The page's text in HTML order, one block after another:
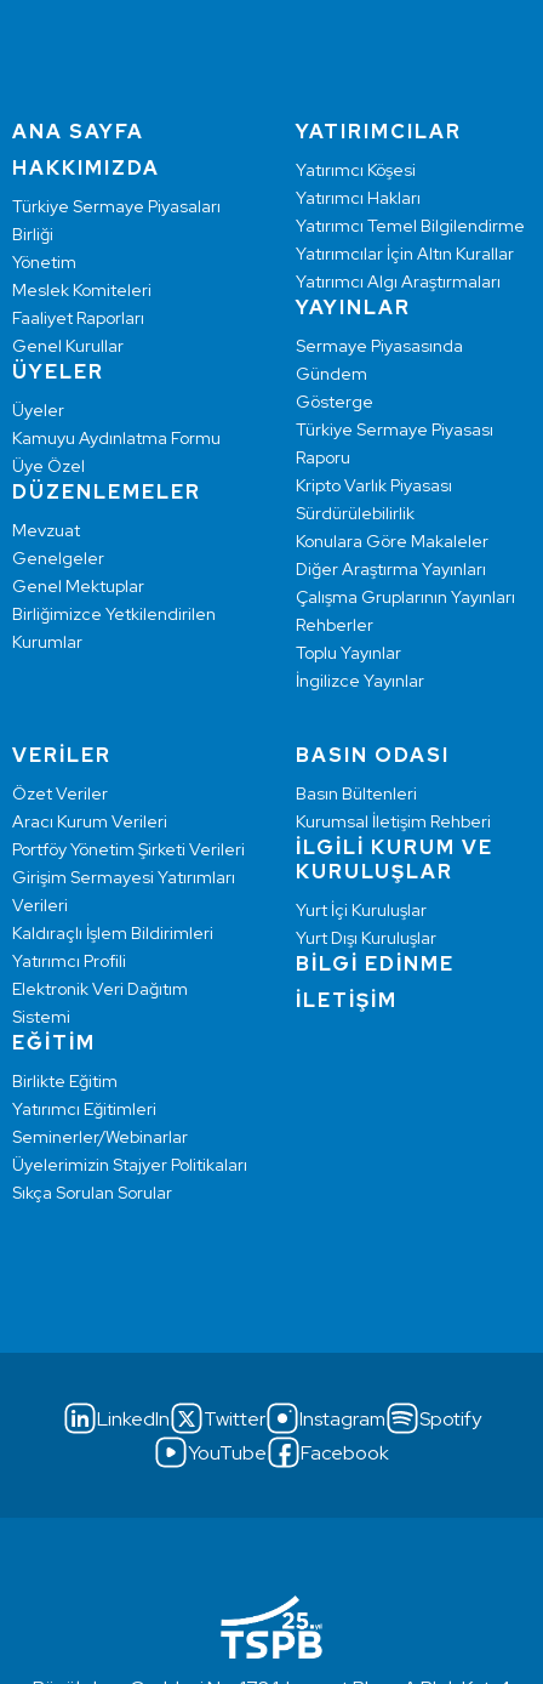
ANA SAYFA
HAKKIMIZDA
Türkiye Sermaye Piyasaları
Birliği
Yönetim
Meslek Komiteleri
Faaliyet Raporları
Genel Kurullar
ÜYELER
Üyeler
Kamuyu Aydınlatma Formu
Üye Özel
DÜZENLEMELER
Mevzuat
Genelgeler
Genel Mektuplar
Birliğimizce Yetkilendirilen
Kurumlar
YATIRIMCILAR
Yatırımcı Köşesi
Yatırımcı Hakları
Yatırımcı Temel Bilgilendirme
Yatırımcılar İçin Altın Kurallar
Yatırımcı Algı Araştırmaları
YAYINLAR
Sermaye Piyasasında
Gündem
Gösterge
Türkiye Sermaye Piyasası
Raporu
Kripto Varlık Piyasası
Sürdürülebilirlik
Konulara Göre Makaleler
Diğer Araştırma Yayınları
Çalışma Gruplarının Yayınları
Rehberler
Toplu Yayınlar
İngilizce Yayınlar
VERİLER
Özet Veriler
Aracı Kurum Verileri
Portföy Yönetim Şirketi Verileri
Girişim Sermayesi Yatırımları
Verileri
Kaldıraçlı İşlem Bildirimleri
Yatırımcı Profili
Elektronik Veri Dağıtım
Sistemi
EĞİTİM
Birlikte Eğitim
Yatırımcı Eğitimleri
Seminerler/Webinarlar
Üyelerimizin Stajyer Politikaları
Sıkça Sorulan Sorular
BASIN ODASI
Basın Bültenleri
Kurumsal İletişim Rehberi
İLGİLİ KURUM VE
KURULUŞLAR
Yurt İçi Kuruluşlar
Yurt Dışı Kuruluşlar
BİLGİ EDİNME
İLETİŞİM
LinkedIn Twitter Instagram
Spotify
YouTube
Facebook